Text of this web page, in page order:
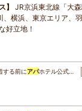
JR京浜東北線「大
、横浜、東京エリア、
好立地！
する前にアパホテル公式…